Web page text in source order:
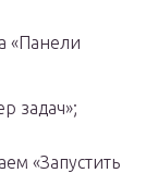
«Панели
задач»;
«Запустить